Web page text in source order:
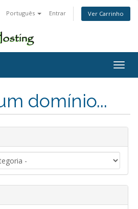
Português Entrar Ver Carrinho
domínio...